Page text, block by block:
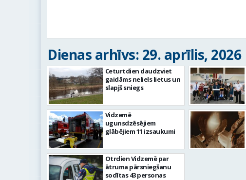
Dienas arhīvs: 29. aprīlis, 2026
Ceturtdien daudzviet
gaidāms neliels lietus un
slapjš sniegs
Vidzemē
ugunsdzēsējiem
glābējiem 11 izsaukumi
Otrdien Vidzemē par
ātruma pārsniegšanu
sodītas 43 personas